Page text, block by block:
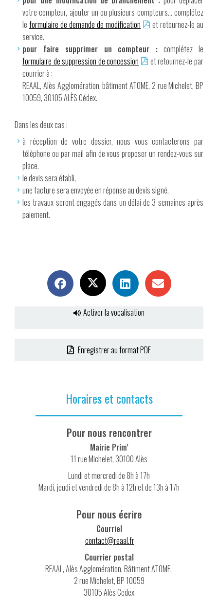
votre compteur, ajouter un ou plusieurs compteurs… complétez
le formulaire de demande de modification
et retournez-le au
service.
pour faire supprimer un compteur : complétez le
formulaire de suppression de concession
et retournez-le par
courrier à :
REAAL, Alès Agglomération, bâtiment ATOME, 2 rue Michelet, BP
10059, 30105 ALÈS Cédex.
Dans les deux cas :
à réception de votre dossier, nous vous contacterons par
téléphone ou par mail afin de vous proposer un rendez-vous sur
place.
le devis sera établi,
une facture sera envoyée en réponse au devis signé,
les travaux seront engagés dans un délai de 3 semaines après
paiement.
Activer la vocalisation
Enregistrer au format PDF
Horaires et contacts
Pour nous rencontrer
Mairie Prim’
11 rue Michelet, 30100 Alès
Lundi et mercredi de 8h à 17h
Mardi, jeudi et vendredi de 8h à 12h et de 13h à 17h
Pour nous écrire
Courriel
contact@reaal.fr
Courrier postal
REAAL, Alès Agglomération, Bâtiment ATOME,
2 rue Michelet, BP 10059
30105 Alès Cedex